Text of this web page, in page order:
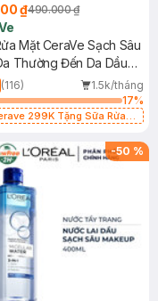
₫490.000 ₫
Mặt CeraVe Sạch Sâu
Thường Đến Da Dầu
(116)
1.5k/tháng
17%
299K Tặng Sữa Rửa
-50 %